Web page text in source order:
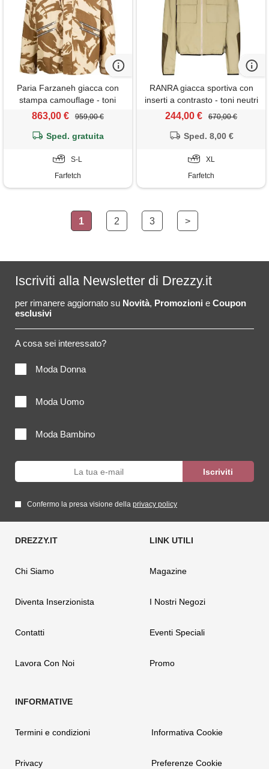
Paria Farzaneh giacca con
stampa camouflage - toni
neutri
863,00 € 959,00 €
Sped. gratuita
S-L
Farfetch
RANRA giacca sportiva con
inserti a contrasto - toni neutri
244,00 € 670,00 €
Sped. 8,00 €
XL
Farfetch
1 2 3 >
Iscriviti alla Newsletter di Drezzy.it
per rimanere aggiornato su Novità, Promozioni e Coupon
esclusivi
A cosa sei interessato?
Moda Donna
Moda Uomo
Moda Bambino
Confermo la presa visione della privacy policy
Chi Siamo
Diventa Inserzionista
Contatti
Lavora Con Noi
Magazine
I Nostri Negozi
Eventi Speciali
Promo
Termini e condizioni
Privacy
Informativa Cookie
Preferenze Cookie